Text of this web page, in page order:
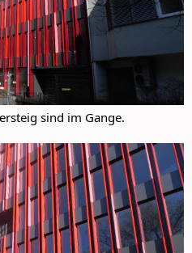
sind im Gange.